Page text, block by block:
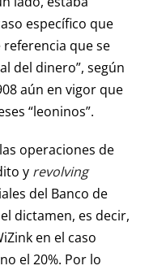
específico que
que se
del dinero”, según
aún en vigor que
“leoninos”.
operaciones de
y revolving
del Banco de
dictamen, es decir,
en el caso
el 20%. Por lo